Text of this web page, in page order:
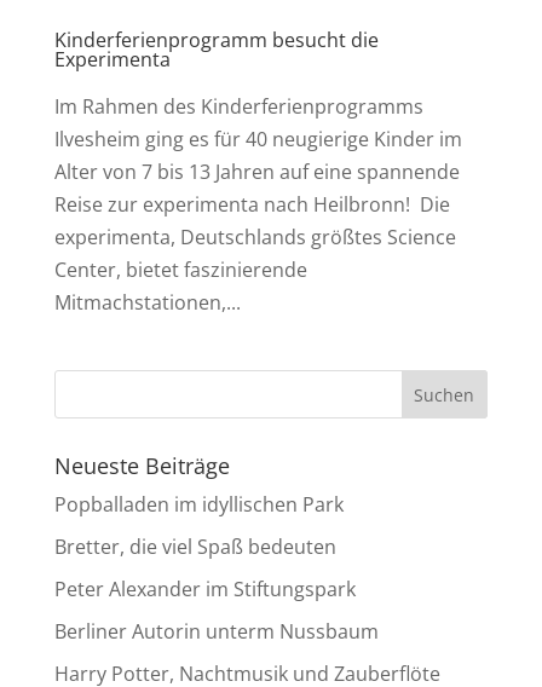
Kinderferienprogramm besucht die
Experimenta
Im Rahmen des Kinderferienprogramms
Ilvesheim ging es für 40 neugierige Kinder im
Alter von 7 bis 13 Jahren auf eine spannende
Reise zur experimenta nach Heilbronn! Die
experimenta, Deutschlands größtes Science
Center, bietet faszinierende
Mitmachstationen,...
Neueste Beiträge
Popballaden im idyllischen Park
Bretter, die viel Spaß bedeuten
Peter Alexander im Stiftungspark
Berliner Autorin unterm Nussbaum
Harry Potter, Nachtmusik und Zauberflöte